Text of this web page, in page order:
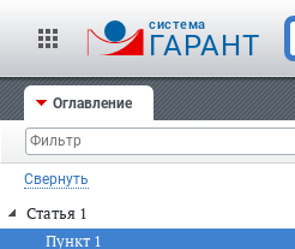
cистема
ГАРАНТ
Оглавление
Свернуть
Статья 1
Пункт 1